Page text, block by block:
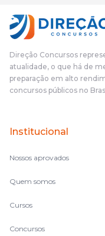
fundamental na minha
pudesse enxergar o
das aulas
o aluno, além de ter
fazendo um
complicado, é uma
terem feito isso é
no volume de matérias.
Direção Concursos
atualidade, o que há de
preparação em alto
concursos públicos no
Institucional
Nossos aprovados
Quem somos
Cursos
Concursos